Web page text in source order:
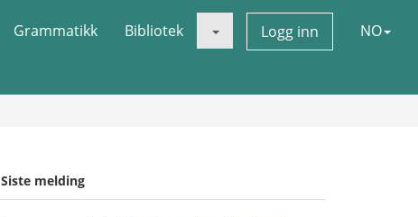
Grammatikk Bibliotek Logg inn NO
Siste melding